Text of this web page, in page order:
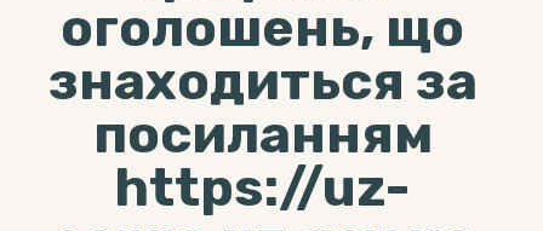
оголошень, що
знаходиться за
посиланням
https://uz-